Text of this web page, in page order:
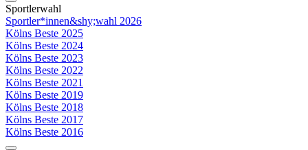
Sportlerwahl
Sportler*innen&shy;wahl 2026
Kölns Beste 2025
Kölns Beste 2024
Kölns Beste 2023
Kölns Beste 2022
Kölns Beste 2021
Kölns Beste 2019
Kölns Beste 2018
Kölns Beste 2017
Kölns Beste 2016